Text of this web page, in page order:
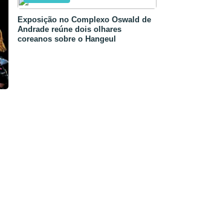
Exposição no Complexo Oswald de
Andrade reúne dois olhares
coreanos sobre o Hangeul